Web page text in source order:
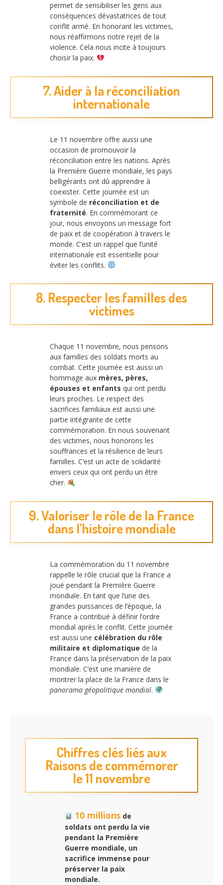
permet de sensibiliser les gens aux
conséquences dévastatrices de tout
conflit armé. En honorant les victimes,
nous réaffirmons notre rejet de la
violence. Cela nous incite à toujours
choisir la paix.
7. Aider à la réconciliation
internationale
Le 11 novembre offre aussi une
occasion de promouvoir la
réconciliation entre les nations. Après
la Première Guerre mondiale, les pays
belligérants ont dû apprendre à
coexister. Cette journée est un
symbole de réconciliation et de
fraternité. En commémorant ce
jour, nous envoyons un message fort
de paix et de coopération à travers le
monde. C’est un rappel que l’unité
internationale est essentielle pour
éviter les conflits.
8. Respecter les familles des
victimes
Chaque 11 novembre, nous pensons
aux familles des soldats morts au
combat. Cette journée est aussi un
hommage aux mères, pères,
épouses et enfants qui ont perdu
leurs proches. Le respect des
sacrifices familiaux est aussi une
partie intégrante de cette
commémoration. En nous souvenant
des victimes, nous honorons les
souffrances et la résilience de leurs
familles. C’est un acte de solidarité
envers ceux qui ont perdu un être
cher.
9. Valoriser le rôle de la France
dans l’histoire mondiale
La commémoration du 11 novembre
rappelle le rôle crucial que la France a
joué pendant la Première Guerre
mondiale. En tant que l’une des
grandes puissances de l’époque, la
France a contribué à définir l’ordre
mondial après le conflit. Cette journée
est aussi une célébration du rôle
militaire et diplomatique de la
France dans la préservation de la paix
mondiale. C’est une manière de
montrer la place de la France dans le
panorama géopolitique mondial.
Chiffres clés liés aux
Raisons de commémorer
le 11 novembre
10 millionsde
soldats ont perdu la vie
pendant la Première
Guerre mondiale, un
sacrifice immense pour
préserver la paix
mondiale.